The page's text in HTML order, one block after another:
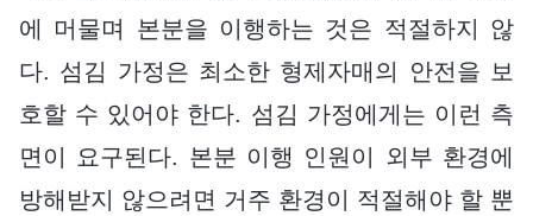
에 머물며 본분을 이행하는 것은 적절하지 않
다. 섬김 가정은 최소한 형제자매의 안전을 보
호할 수 있어야 한다. 섬김 가정에게는 이런 측
면이 요구된다. 본분 이행 인원이 외부 환경에
방해받지 않으려면 거주 환경이 적절해야 할 뿐